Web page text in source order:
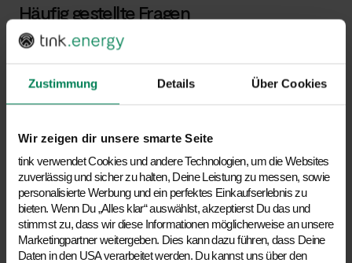
Zustimmung Details Über Cookies
Wir zeigen dir unsere smarte Seite
tink verwendet Cookies und andere Technologien, um die Websites
zuverlässig und sicher zu halten, Deine Leistung zu messen, sowie
personalisierte Werbung und ein perfektes Einkaufserlebnis zu
bieten. Wenn Du „Alles klar“ auswählst, akzeptierst Du das und
stimmst zu, dass wir diese Informationen möglicherweise an unsere
Marketingpartner weitergeben. Dies kann dazu führen, dass Deine
Daten in den USA verarbeitet werden. Du kannst uns über den
Häufig gestellte Fragen
Kostet mich die Anfrage oder ein Beratungsgespräch
Welche Informationen sollte ich in meiner Anfrage
angeben?
Je mehr Details Du uns gibst (z. B. zu deinem Gebäude,
gewünschtem Produkt oder aktuellem Stand), desto gezielter
können wir Dir helfen.